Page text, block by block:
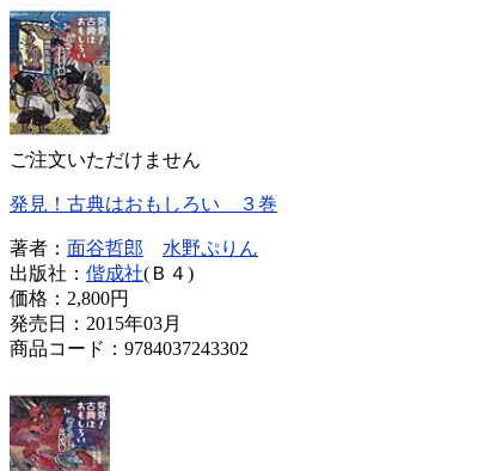
ご注文いただけません
発見！古典はおもしろい ３巻
著者： 面谷哲郎
水野ぷりん
出版社： 偕成社(Ｂ４)
価格： 2,800円
発売日：2015年03月
商品コード：9784037243302